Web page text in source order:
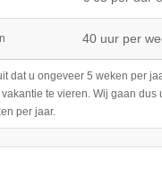
40 uur per
dat u ongeveer 5 weken per
te vieren. Wij gaan dus
per jaar.